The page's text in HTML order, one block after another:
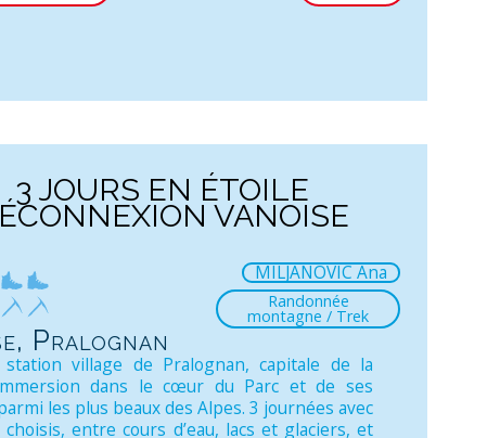
3 JOURS EN ÉTOILE
VANOISE
Pralognan
MILJANOVIC Ana
Randonnée
montagne / Trek
village de Pralognan, capitale de la
dans le cœur du Parc et de ses
les plus beaux des Alpes. 3 journées avec
entre cours d’eau, lacs et glaciers, et